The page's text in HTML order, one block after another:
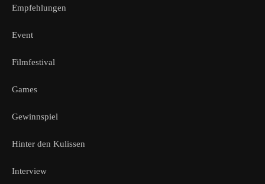
Empfehlungen
Event
Filmfestival
Games
Gewinnspiel
Hinter den Kulissen
Interview